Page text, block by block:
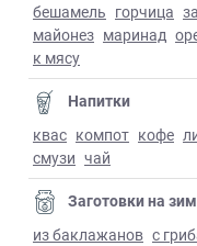
бешамель горчица
майонез маринад
к мясу
Напитки
квас компот кофе
смузи чай
Заготовки на
из баклажанов с